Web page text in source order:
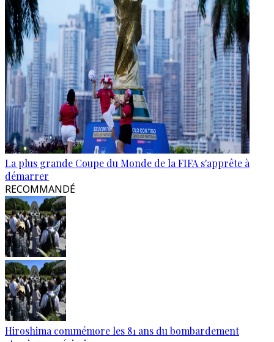
La plus grande Coupe du Monde de la FIFA s'apprête à
démarrer
RECOMMANDÉ
Hiroshima commémore les 81 ans du bombardement